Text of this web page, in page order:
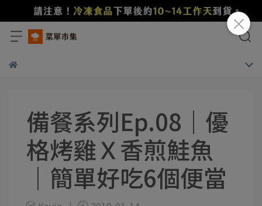
備餐系列Ep.08｜優
格烤雞Ｘ香煎鮭魚
｜簡單好吃6個便當